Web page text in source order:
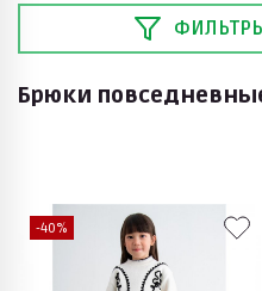
Брюки
-40%